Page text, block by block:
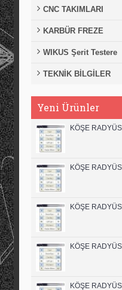
CNC TAKIMLARI
KARBÜR FREZE
WIKUS Şerit Testere
TEKNİK BİLGİLER
Yeni Ürünler